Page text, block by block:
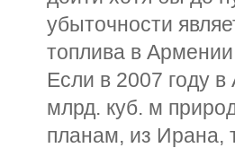
убыточности
топлива в
Если в 2007 году
млрд. куб. м
планам, из Ирана,